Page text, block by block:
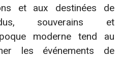
et aux destinées de
souverains et
moderne tend au
les événements de